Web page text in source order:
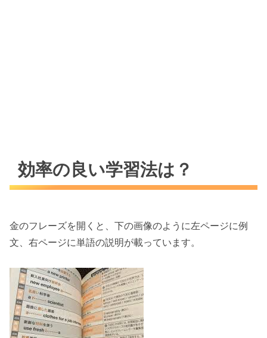
効率の良い学習法は？
金のフレーズを開くと、下の画像のように左ページに例
文、右ページに単語の説明が載っています。